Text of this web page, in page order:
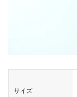
サイズ